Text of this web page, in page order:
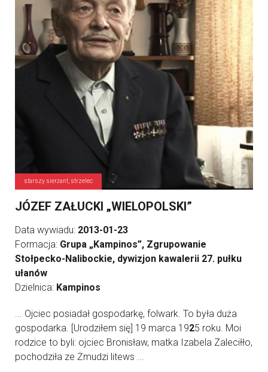
starszy sierżant, strzelec
JÓZEF ZAŁUCKI „WIELOPOLSKI”
Data wywiadu: 2013-01-23
Formacja: Grupa „Kampinos”, Zgrupowanie
Stołpecko-Nalibockie, dywizjon kawalerii 27. pułku
ułanów
Dzielnica: Kampinos
... Ojciec posiadał gospodarkę, folwark. To była duża
gospodarka. [Urodziłem się] 19 marca 1925 roku. Moi
rodzice to byli: ojciec Bronisław, matka Izabela Zaleciłło,
pochodziła ze Żmudzi litews ...